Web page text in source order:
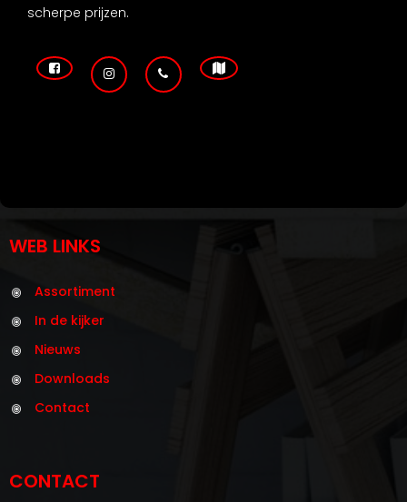
scherpe prijzen.
WEB LINKS
Assortiment
In de kijker
Nieuws
Downloads
Contact
CONTACT